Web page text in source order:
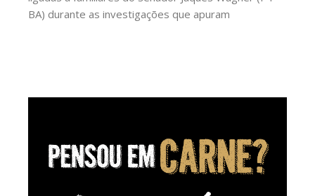
BA) durante as investigações que apuram